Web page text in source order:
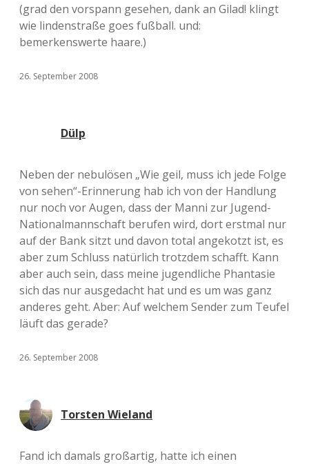
(grad den vorspann gesehen, dank an Gilad! klingt
wie lindenstraße goes fußball. und:
bemerkenswerte haare.)
26. September 2008
Dülp
Neben der nebulösen „Wie geil, muss ich jede Folge
von sehen“-Erinnerung hab ich von der Handlung
nur noch vor Augen, dass der Manni zur Jugend-
Nationalmannschaft berufen wird, dort erstmal nur
auf der Bank sitzt und davon total angekotzt ist, es
aber zum Schluss natürlich trotzdem schafft. Kann
aber auch sein, dass meine jugendliche Phantasie
sich das nur ausgedacht hat und es um was ganz
anderes geht. Aber: Auf welchem Sender zum Teufel
läuft das gerade?
26. September 2008
Torsten Wieland
Fand ich damals großartig, hatte ich einen